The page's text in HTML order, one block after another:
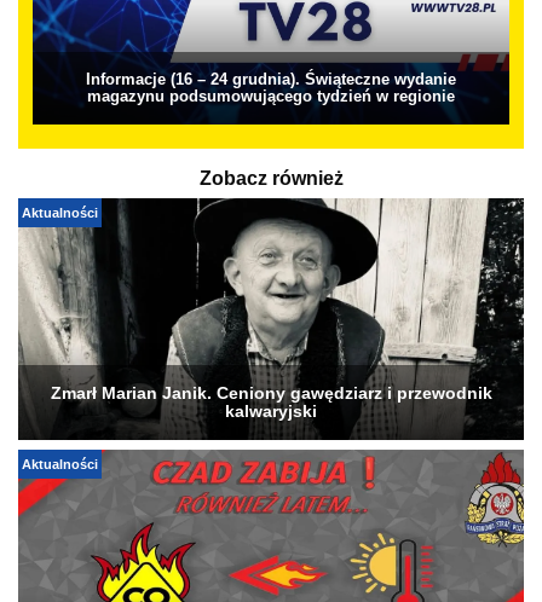
Informacje (16 – 24 grudnia). Świąteczne wydanie
magazynu podsumowującego tydzień w regionie
Zobacz również
Aktualności
Zmarł Marian Janik. Ceniony gawędziarz i przewodnik
kalwaryjski
Aktualności